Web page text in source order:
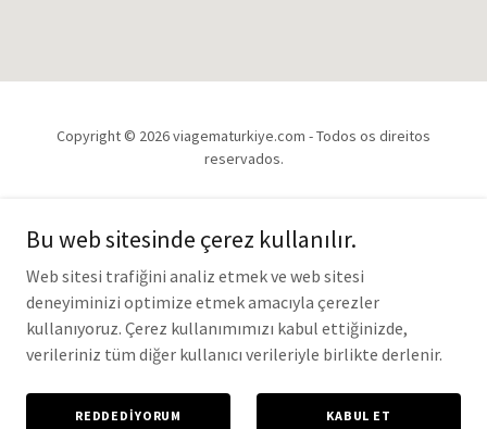
Copyright © 2026 viagematurkiye.com - Todos os direitos
reservados.
INÍCIO
SOBRE MIM
PERGUNTAS FREQUENTES
Bu web sitesinde çerez kullanılır.
Web sitesi trafiğini analiz etmek ve web sitesi
deneyiminizi optimize etmek amacıyla çerezler
kullanıyoruz. Çerez kullanımımızı kabul ettiğinizde,
verileriniz tüm diğer kullanıcı verileriyle birlikte derlenir.
REDDEDIYORUM KABUL ET